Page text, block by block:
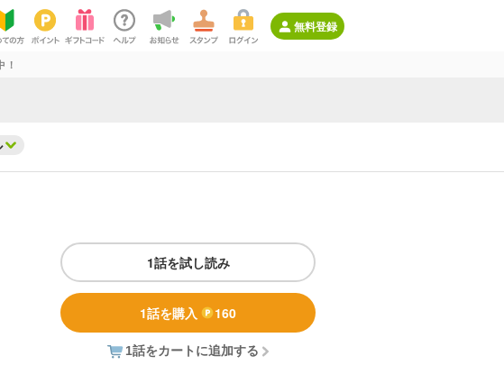
無料登録
！
1話を試し読み
1話を購入 160
1話をカートに追加する